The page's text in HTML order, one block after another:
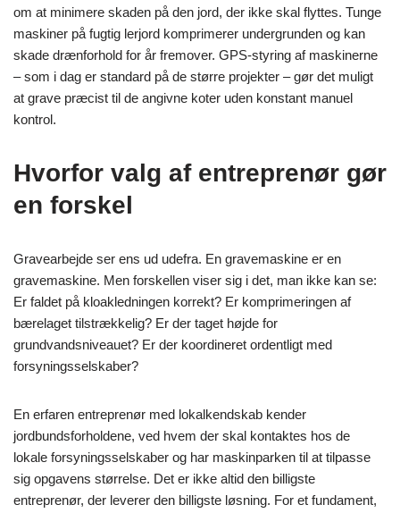
om at minimere skaden på den jord, der ikke skal flyttes. Tunge
maskiner på fugtig lerjord komprimerer undergrunden og kan
skade drænforhold for år fremover. GPS-styring af maskinerne
– som i dag er standard på de større projekter – gør det muligt
at grave præcist til de angivne koter uden konstant manuel
kontrol.
Hvorfor valg af entreprenør gør
en forskel
Gravearbejde ser ens ud udefra. En gravemaskine er en
gravemaskine. Men forskellen viser sig i det, man ikke kan se:
Er faldet på kloakledningen korrekt? Er komprimeringen af
bærelaget tilstrækkelig? Er der taget højde for
grundvandsniveauet? Er der koordineret ordentligt med
forsyningsselskaber?
En erfaren entreprenør med lokalkendskab kender
jordbundsforholdene, ved hvem der skal kontaktes hos de
lokale forsyningsselskaber og har maskinparken til at tilpasse
sig opgavens størrelse. Det er ikke altid den billigste
entreprenør, der leverer den billigste løsning. For et fundament,